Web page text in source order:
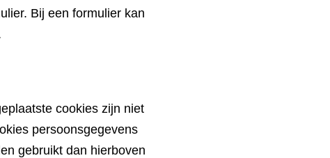
Bij een formulier kan
cookies zijn niet
persoonsgegevens
gebruikt dan hierboven